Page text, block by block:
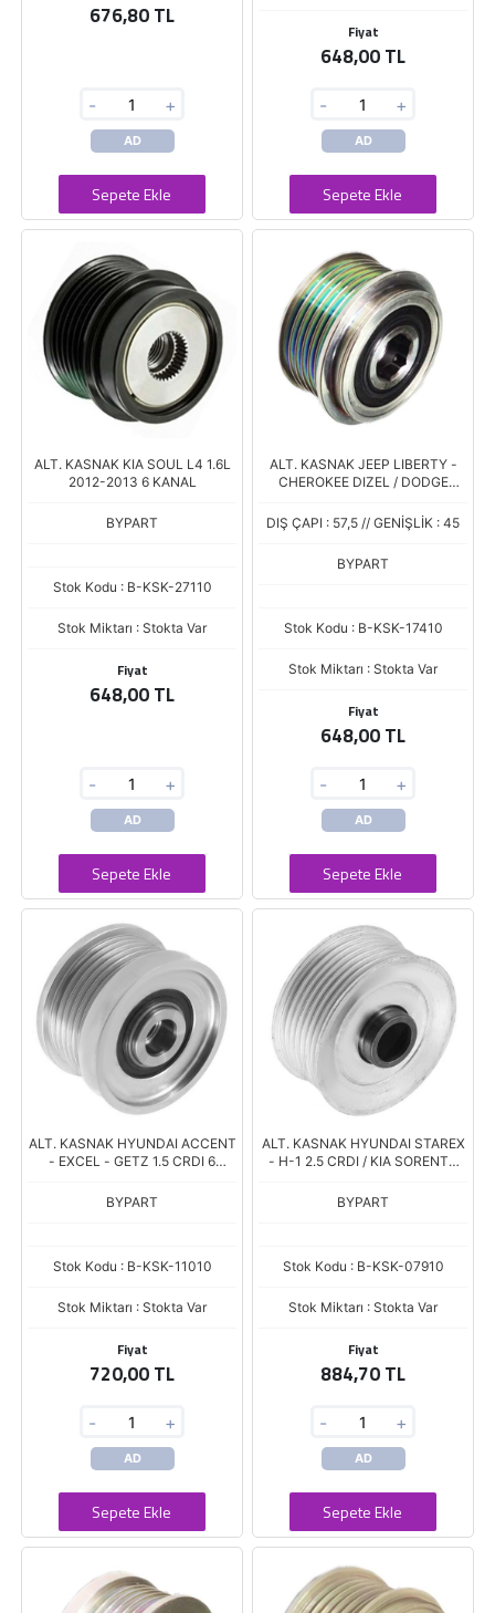
676,80 TL
- +
AD
Sepete Ekle
Fiyat
648,00 TL
- +
AD
Sepete Ekle
ALT. KASNAK KIA SOUL L4 1.6L
2012-2013 6 KANAL
BYPART
Stok Kodu : B-KSK-27110
Stok Miktarı : Stokta Var
Fiyat
648,00 TL
- +
AD
Sepete Ekle
ALT. KASNAK JEEP LIBERTY -
CHEROKEE DIZEL / DODGE
DIŞ ÇAPI : 57,5 // GENİŞLİK : 45
BYPART
Stok Kodu : B-KSK-17410
Stok Miktarı : Stokta Var
Fiyat
648,00 TL
- +
AD
Sepete Ekle
ALT. KASNAK HYUNDAI ACCENT
- EXCEL - GETZ 1.5 CRDI 6
BYPART
Stok Kodu : B-KSK-11010
Stok Miktarı : Stokta Var
Fiyat
720,00 TL
- +
AD
Sepete Ekle
ALT. KASNAK HYUNDAI STAREX
- H-1 2.5 CRDI / KIA SORENTO
BYPART
Stok Kodu : B-KSK-07910
Stok Miktarı : Stokta Var
Fiyat
884,70 TL
- +
AD
Sepete Ekle